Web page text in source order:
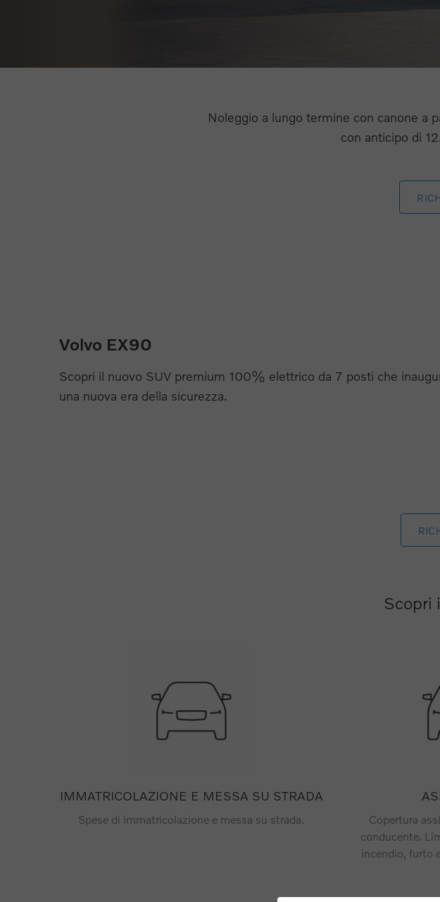
Noleggio a lungo termine con canone
con anticipo di
Volvo EX90
Scopri il nuovo SUV premium 100% elettrico da 7 posti che
una nuova era della sicurezza.
Scopri
IMMATRICOLAZIONE E MESSA SU STRADA
Spese di immatricolazione e messa su strada.
Copertura
conducente.
incendio, furto